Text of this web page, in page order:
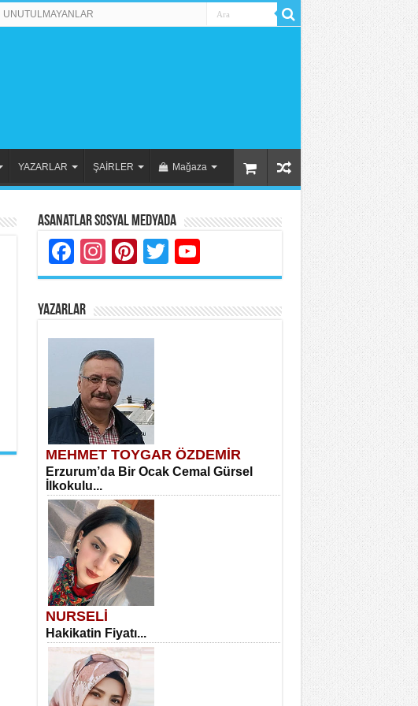
UNUTULMAYANLAR
YAZARLAR ŞAİRLER Mağaza
Asanatlar Sosyal Medyada
Facebook
Instagram
Pinterest
Twitter
YAZARLAR
MEHMET TOYGAR ÖZDEMİR
Erzurum’da Bir Ocak Cemal Gürsel
İlkokulu...
NURSELİ
Hakikatin Fiyatı...